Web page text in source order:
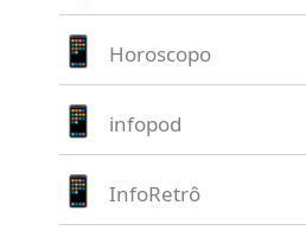
Horoscopo
infopod
InfoRetrô